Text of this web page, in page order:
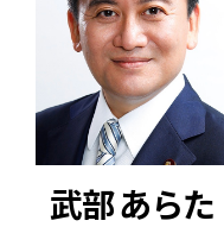
武部 あらた